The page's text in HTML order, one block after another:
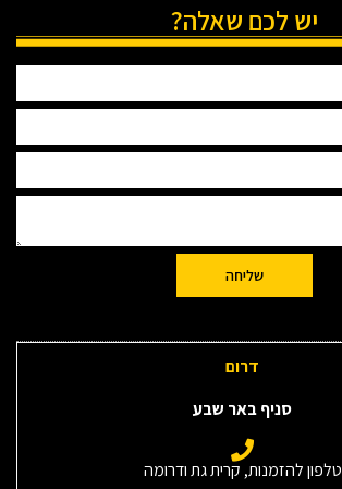
יש לכם שאלה?
שליחה
דרום
סניף באר שבע
טלפון להזמנות, קרית גת ודרומה